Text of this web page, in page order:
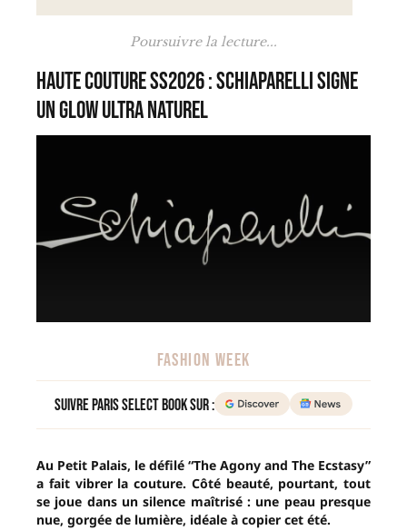
Poursuivre la lecture...
Haute Couture SS2026 : Schiaparelli signe
un glow ultra naturel
FASHION WEEK
Suivre Paris Select Book sur :
Au Petit Palais, le défilé “The Agony and The Ecstasy”
a fait vibrer la couture. Côté beauté, pourtant, tout
se joue dans un silence maîtrisé : une peau presque
nue, gorgée de lumière, idéale à copier cet été.